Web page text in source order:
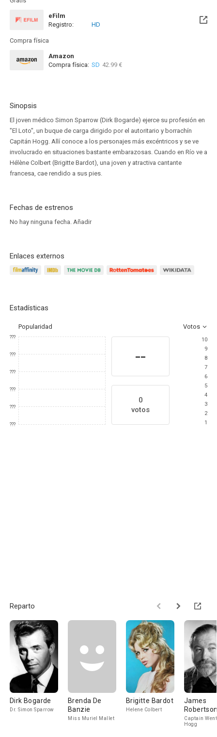
eFilm
Registro:
HD
Compra física
Amazon
Compra física: SD 42.99 €
Sinopsis
El joven médico Simon Sparrow (Dirk Bogarde) ejerce su profesión en
"El Loto", un buque de carga dirigido por el autoritario y borrachín
Capitán Hogg. Allí conoce a los personajes más excéntricos y se ve
involucrado en situaciones bastante embarazosas. Cuando en Río ve a
Hélène Colbert (Brigitte Bardot), una joven y atractiva cantante
francesa, cae rendido a sus pies.
Fechas de estrenos
No hay ninguna fecha. Añadir
Enlaces externos
Estadísticas
Popularidad Votos
???
???
???
???
???
???
--
0
votos
10
9
8
7
6
5
4
3
2
1
Reparto
Dirk Bogarde
Dr. Simon Sparrow
Brenda De
Banzie
Miss Muriel Mallet
Brigitte Bardot
Helene Colbert
James
Justice
Captain
Hogg